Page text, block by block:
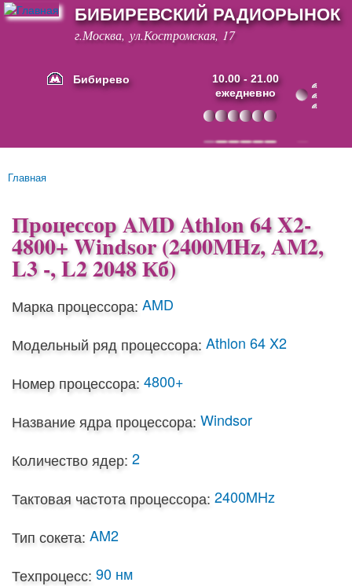
Перейти к
основному
содержанию
БИБИРЕВСКИЙ РАДИОРЫНОК
г.Москва, ул.Костромская, 17
Бибирево
10.00 - 21.00
ежедневно
Основные ссылки
Вы здесь
Главная
Процессор AMD Athlon 64 X2-
4800+ Windsor (2400MHz, AM2,
L3 -, L2 2048 Кб)
Марка процессора: AMD
Модельный ряд процессора: Athlon 64 X2
Номер процессора: 4800+
Название ядра процессора: Windsor
Количество ядер: 2
Тактовая частота процессора: 2400MHz
Тип сокета: AM2
Техпроцесс: 90 нм